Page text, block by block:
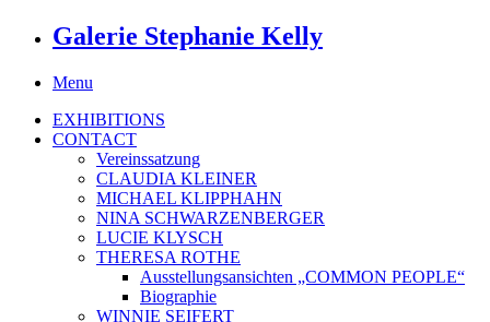
Galerie Stephanie Kelly
Menu
EXHIBITIONS
CONTACT
Vereinssatzung
CLAUDIA KLEINER
MICHAEL KLIPPHAHN
NINA SCHWARZENBERGER
LUCIE KLYSCH
THERESA ROTHE
Ausstellungsansichten „COMMON PEOPLE“
Biographie
WINNIE SEIFERT